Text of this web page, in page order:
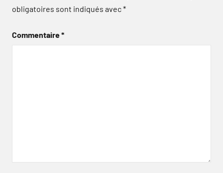
obligatoires sont indiqués avec*
Commentaire*